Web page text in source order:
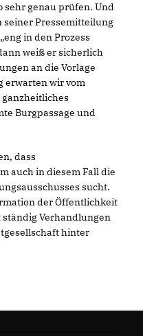
sehr genau prüfen. Und
seiner Pressemitteilung
in den Prozess
weiß er sicherlich
an die Vorlage
erwarten wir vom
ganzheitliches
Burgpassage und
dass
auch in diesem Fall die
sucht.
der Öffentlichkeit
Verhandlungen
hinter